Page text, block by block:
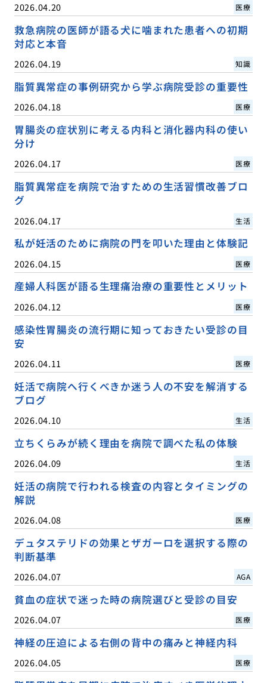
2026.04.20 医療
救急病院の医師が語る犬に噛まれた患者への初期
対応と本音
2026.04.19 知識
脂質異常症の事例研究から学ぶ病院受診の重要性
2026.04.18 医療
胃腸炎の症状別に考える内科と消化器内科の使い
分け
2026.04.17 医療
脂質異常症を病院で治すための生活習慣改善ブロ
グ
2026.04.17 生活
私が妊活のために病院の門を叩いた理由と体験記
2026.04.15 医療
産婦人科医が語る生理痛治療の重要性とメリット
2026.04.12 医療
感染性胃腸炎の流行期に知っておきたい受診の目
安
2026.04.11 医療
妊活で病院へ行くべきか迷う人の不安を解消する
ブログ
2026.04.10 生活
立ちくらみが続く理由を病院で調べた私の体験
2026.04.09 生活
妊活の病院で行われる検査の内容とタイミングの
解説
2026.04.08 医療
デュタステリドの効果とザガーロを選択する際の
判断基準
2026.04.07 AGA
貧血の症状で迷った時の病院選びと受診の目安
2026.04.07 医療
神経の圧迫による右側の背中の痛みと神経内科
2026.04.05 医療